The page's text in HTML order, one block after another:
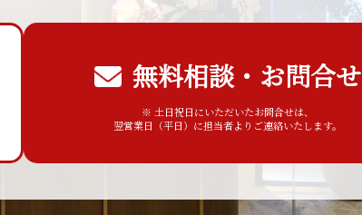
無料相談・お問合せ
※ 土日祝日にいただいたお問合せは、
翌営業日（平日）に担当者よりご連絡いたします。